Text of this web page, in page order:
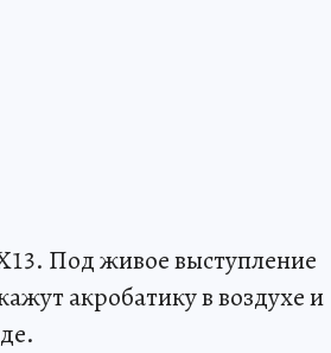
Под живое выступление
акробатику в воздухе и